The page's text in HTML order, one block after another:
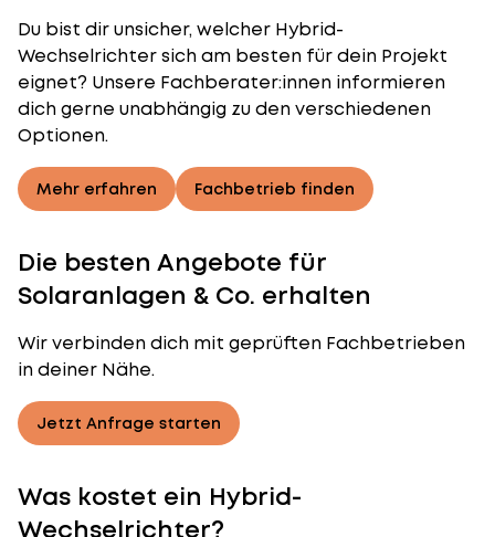
Du bist dir unsicher, welcher Hybrid-
Wechselrichtersich am besten für dein Projekt
eignet? Unsere Fachberater:innen informieren
dich gerne unabhängig zu den verschiedenen
Optionen.
Mehr erfahren Fachbetrieb finden
Die besten Angebote für
Solaranlagen & Co. erhalten
Wir verbinden dich mit geprüften Fachbetrieben
in deiner Nähe.
Jetzt Anfrage starten
Was kostet ein Hybrid-
Wechselrichter?